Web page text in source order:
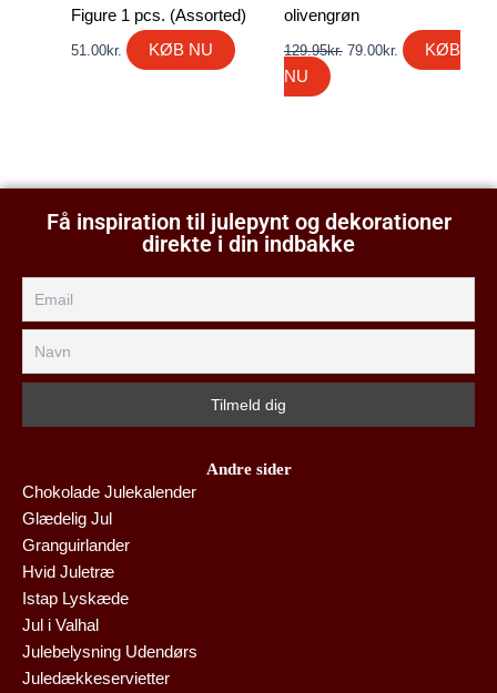
Figure 1 pcs. (Assorted)
51.00kr. KØB NU
olivengrøn
129.95kr. 79.00kr.
KØB
NU
Få inspiration til julepynt og dekorationer
direkte i din indbakke
Andre sider
Chokolade Julekalender
Glædelig Jul
Granguirlander
Hvid Juletræ
Istap Lyskæde
Jul i Valhal
Julebelysning Udendørs
Juledækkeservietter